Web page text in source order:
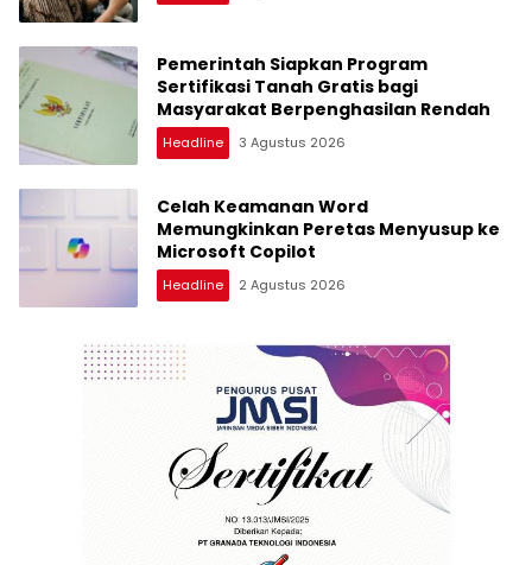
Pemerintah Siapkan Program
Sertifikasi Tanah Gratis bagi
Masyarakat Berpenghasilan Rendah
Headline 3 Agustus 2026
Celah Keamanan Word
Memungkinkan Peretas Menyusup ke
Microsoft Copilot
Headline 2 Agustus 2026